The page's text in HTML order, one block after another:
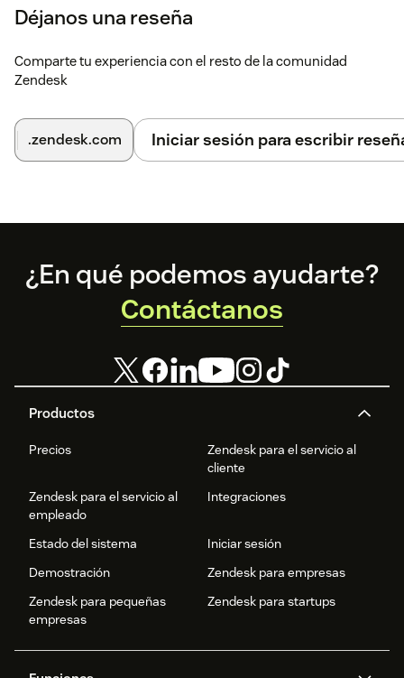
Déjanos una reseña
Comparte tu experiencia con el resto de la comunidad
Zendesk
.zendesk.com Iniciar sesión para escribir
Footer
Productos
Precios
Zendesk para el servicio al
cliente
Zendesk para el servicio al
empleado
Integraciones
Estado del sistema
Iniciar sesión
Demostración
Zendesk para empresas
Zendesk para pequeñas
empresas
Zendesk para startups
¿En qué podemos ayudarte?
Contáctanos